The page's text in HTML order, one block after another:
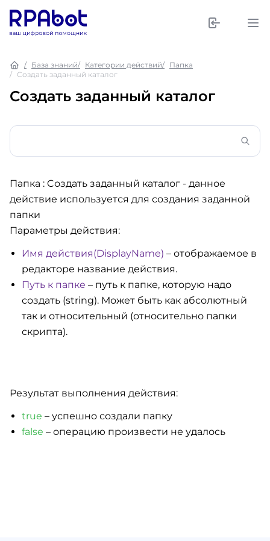
База знаний Категории действий
Папка
Cоздать заданный каталог
Cоздать заданный каталог
Папка : Cоздать заданный каталог - данное
действие используется для создания заданной
папки
Параметры действия:
Имя действия(DisplayName) – отображаемое в
редакторе название действия.
Путь к папке – путь к папке, которую надо
создать (string). Может быть как абсолютный
так и относительный (относительно папки
скрипта).
Результат выполнения действия:
true – успешно создали папку
false – операцию произвести не удалось